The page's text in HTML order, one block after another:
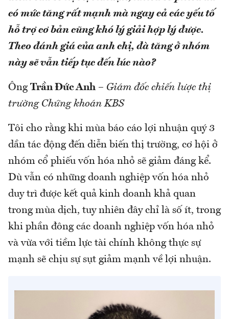
có mức tăng rất mạnh mà ngay cả các yếu tố
hỗ trợ cơ bản cũng khó lý giải hợp lý được.
Theo đánh giá của anh chị, đà tăng ở nhóm
này sẽ vẫn tiếp tục đến lúc nào?
Ông Trần Đức Anh – Giám đốc chiến lược thị
trường Chứng khoán KBS
Tôi cho rằng khi mùa báo cáo lợi nhuận quý 3
dần tác động đến diễn biến thị trường, cơ hội ở
nhóm cổ phiếu vốn hóa nhỏ sẽ giảm đáng kể.
Dù vẫn có những doanh nghiệp vốn hóa nhỏ
duy trì được kết quả kinh doanh khả quan
trong mùa dịch, tuy nhiên đây chỉ là số ít, trong
khi phần đông các doanh nghiệp vốn hóa nhỏ
và vừa với tiềm lực tài chính không thực sự
mạnh sẽ chịu sự sụt giảm mạnh về lợi nhuận.